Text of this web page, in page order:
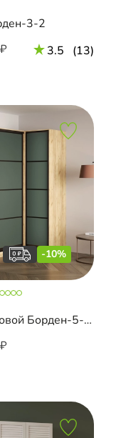
3-2
3.5 (13)
-10%
Шкаф-купе угловой Борден-5-4 1200 Премиум